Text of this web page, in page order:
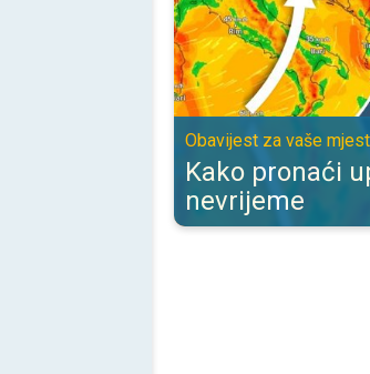
Obavijest za vaše
Kako pronaći
nevrijeme